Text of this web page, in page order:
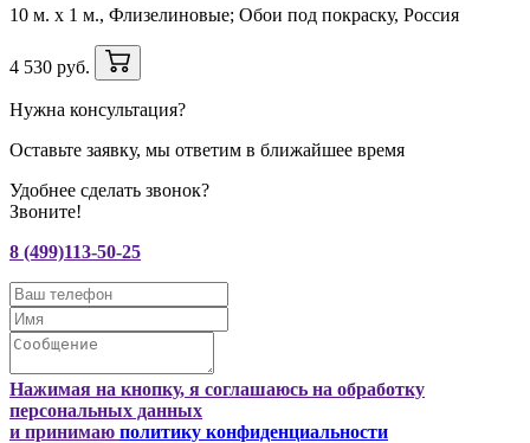
10 м. x 1 м., Флизелиновые; Обои под покраску, Россия
4 530 руб.
Нужна консультация?
Оставьте заявку, мы ответим в ближайшее время
Удобнее сделать звонок?
Звоните!
8 (499)113-50-25
Нажимая на кнопку, я соглашаюсь на обработку
персональных данных
и принимаю политику конфиденциальности